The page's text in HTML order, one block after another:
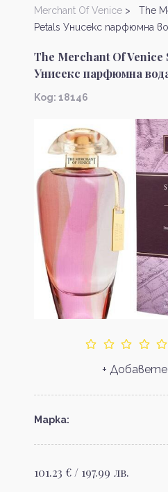
Merchant Of Venice > The
Petals Унисекс парфюмна
The Merchant Of Venice
Унисекс парфюмна
Kод: 18146
+
Марка:
101.23 € / 197.99 лв.